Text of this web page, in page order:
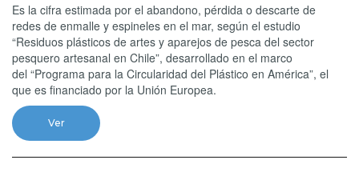
Es la cifra estimada por el abandono, pérdida o descarte de
redes de enmalle y espineles en el mar, según el estudio
“Residuos plásticos de artes y aparejos de pesca del sector
pesquero artesanal en Chile”, desarrollado en el marco
del “Programa para la Circularidad del Plástico en América”, el
que es financiado por la Unión Europea.
Ver